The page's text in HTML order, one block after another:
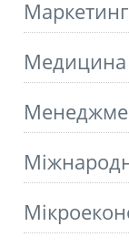
Маркетинг
Медицина